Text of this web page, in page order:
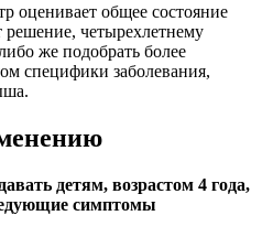
оценивает общее состояние
решение, четырехлетнему
же подобрать более
специфики заболевания,
детям, возрастом 4 года,
симптомы